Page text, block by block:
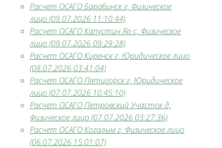
Расчет ОСАГО Барабинск г, Физическое
лицо (09.07.2026 11:10:44)
Расчет ОСАГО Капустин Яр с, Физическое
лицо (09.07.2026 09:29:28)
Расчет ОСАГО Киренск г, Юридическое лицо
(08.07.2026 03:41:04)
Расчет ОСАГО Пятигорск г, Юридическое
лицо (07.07.2026 10:45:10)
Расчет ОСАГО Петровский Участок д,
Физическое лицо (07.07.2026 03:27:36)
Расчет ОСАГО Когалым г, Физическое лицо
(06.07.2026 15:01:07)